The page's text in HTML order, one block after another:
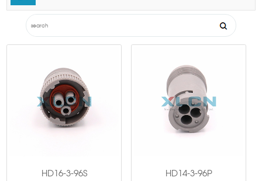
HD16-3-96S HD14-3-96P